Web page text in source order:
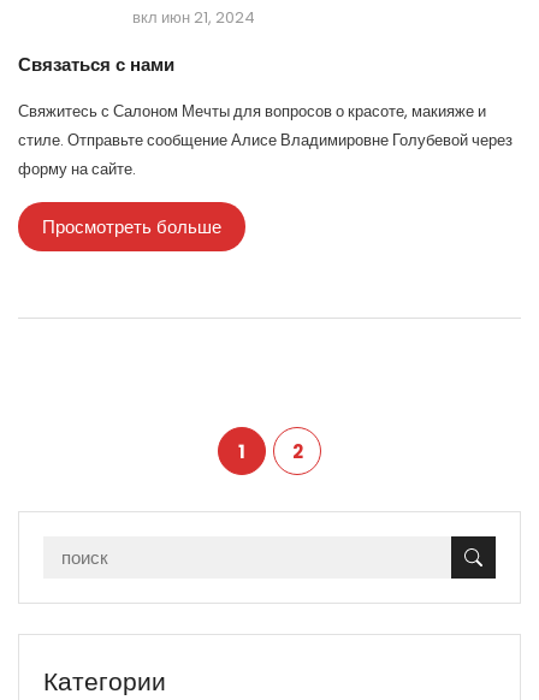
вкл июн 21, 2024
Связаться с нами
Свяжитесь с Салоном Мечты для вопросов о красоте, макияже и
стиле. Отправьте сообщение Алисе Владимировне Голубевой через
форму на сайте.
Просмотреть больше
1 2
Категории